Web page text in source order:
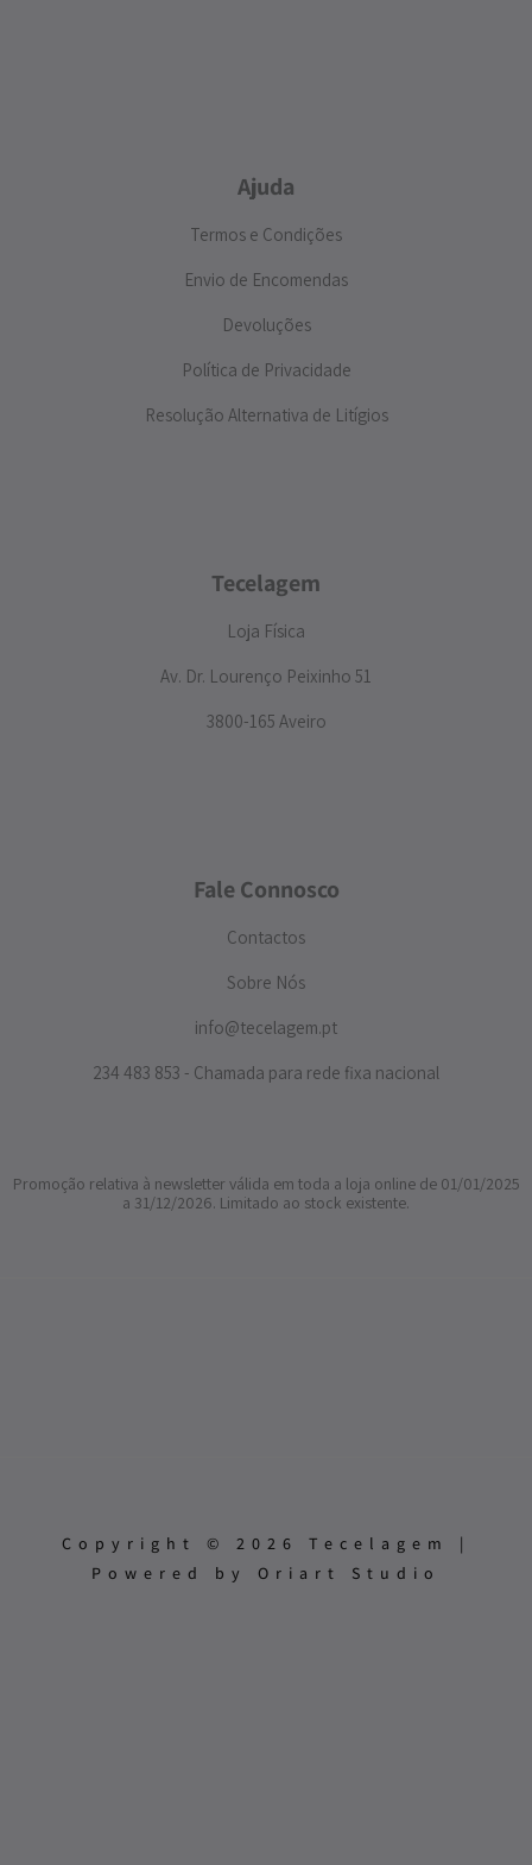
Ajuda
Termos e Condições
Envio de Encomendas
Devoluções
Política de Privacidade
Resolução Alternativa de Litígios
Tecelagem
Loja Física
Av. Dr. Lourenço Peixinho 51
3800-165 Aveiro
Fale Connosco
Contactos
Sobre Nós
info@tecelagem.pt
234 483 853 - Chamada para rede fixa nacional
Promoção relativa à newsletter válida em toda a loja online de 01/01/2025
a 31/12/2026. Limitado ao stock existente.
Copyright © 2026 Tecelagem |
Powered by Oriart Studio